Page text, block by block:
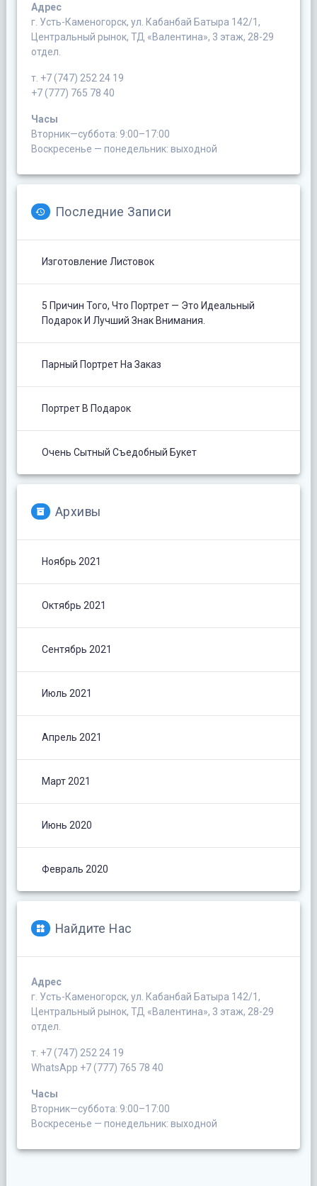
Адрес
г. Усть-Каменогорск, ул. Кабанбай Батыра 142/1,
Центральный рынок, ТД «Валентина», 3 этаж, 28-29
отдел.
т. +7 (747) 252 24 19
+7 (777) 765 78 40
Часы
Вторник—суббота: 9:00–17:00
Воскресенье — понедельник: выходной
Последние Записи
Изготовление Листовок
5 Причин Того, Что Портрет — Это Идеальный
Подарок И Лучший Знак Внимания.
Парный Портрет На Заказ
Портрет В Подарок
Очень Сытный Съедобный Букет
Архивы
Ноябрь 2021
Октябрь 2021
Сентябрь 2021
Июль 2021
Апрель 2021
Март 2021
Июнь 2020
Февраль 2020
Найдите Нас
Адрес
г. Усть-Каменогорск, ул. Кабанбай Батыра 142/1,
Центральный рынок, ТД «Валентина», 3 этаж, 28-29
отдел.
т. +7 (747) 252 24 19
WhatsApp +7 (777) 765 78 40
Часы
Вторник—суббота: 9:00–17:00
Воскресенье — понедельник: выходной